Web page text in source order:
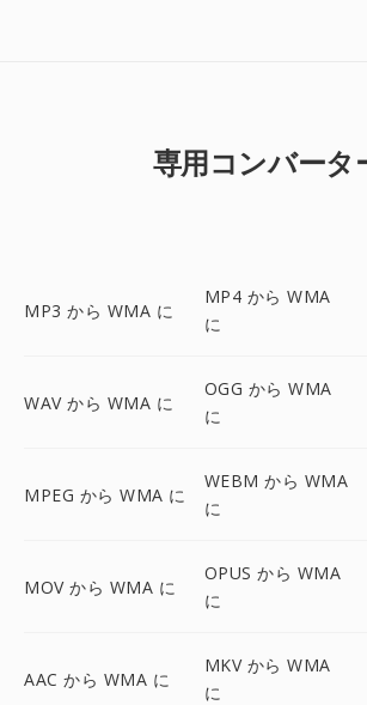
専用コンバータ
MP3 から WMA に
MP4 から WMA
に
WAV から WMA に
OGG から WMA
に
MPEG から WMA に
WEBM から WMA
に
MOV から WMA に
OPUS から WMA
に
AAC から WMA に
MKV から WMA
に